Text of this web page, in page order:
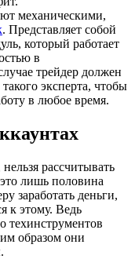
механическими,
. Представляет собой
который работает
в
трейдер должен
эксперта, чтобы
в любое время.
рассчитывать
лишь половина
заработать деньги,
к этому. Ведь
техинструментов
образом они